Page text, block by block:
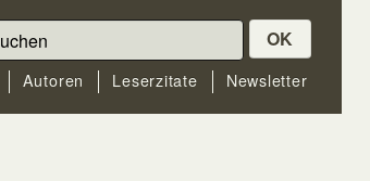
OK
Autoren Leserzitate Newsletter